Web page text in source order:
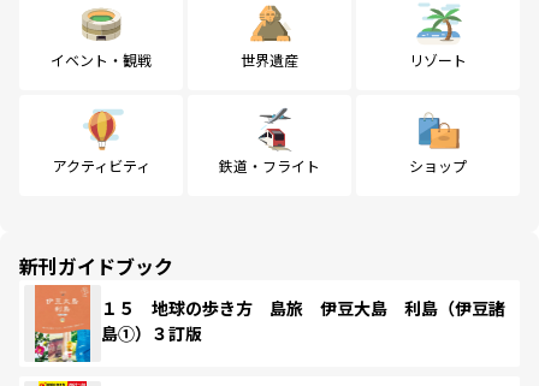
イベント・観戦 世界遺産 リゾート
アクティビティ 鉄道・フライト ショップ
新刊ガイドブック
１５ 地球の歩き方 島旅 伊豆大島 利島（伊豆諸
島①）３訂版